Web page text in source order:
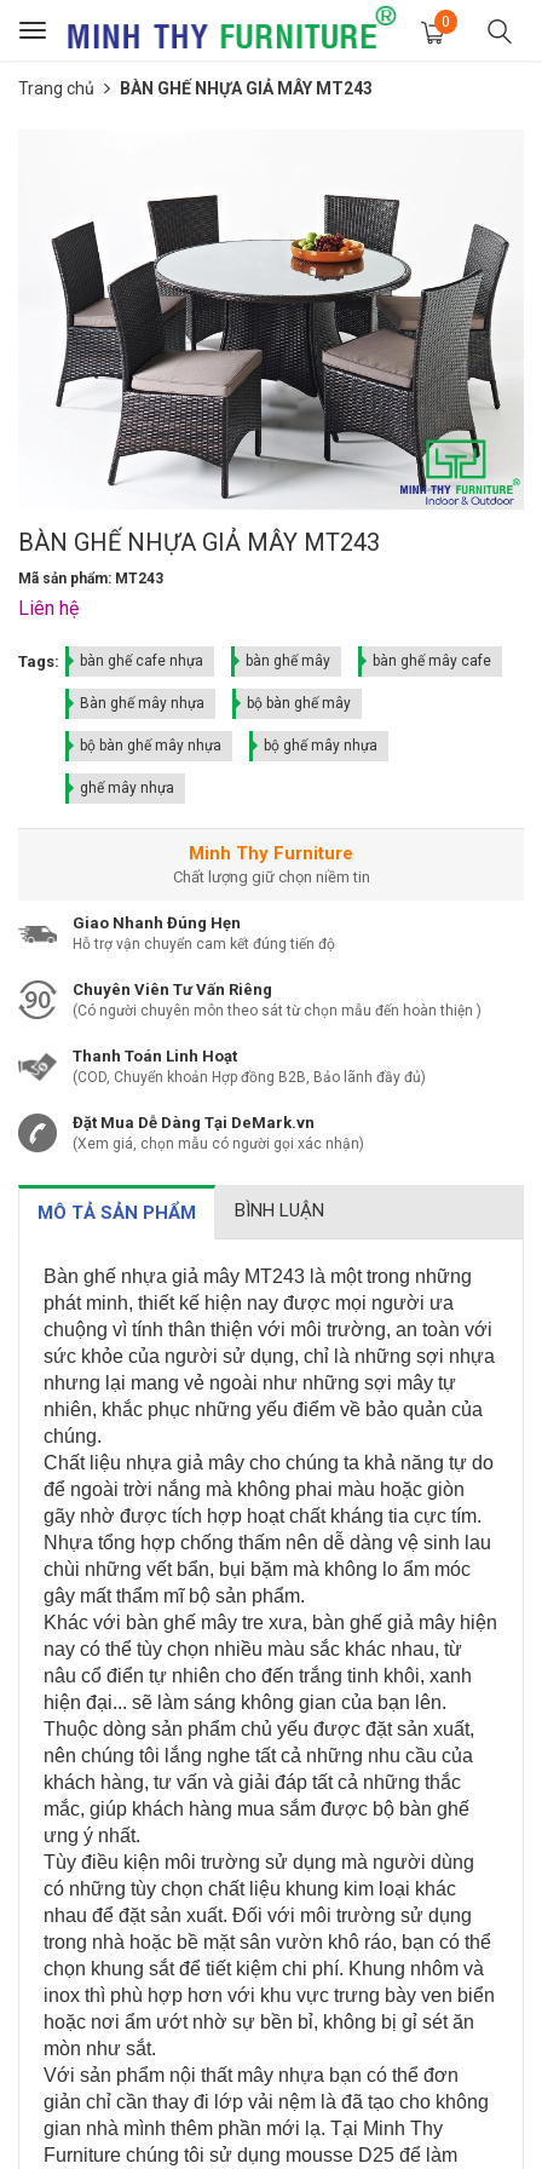
Toggle
0
Trang chủ BÀN GHẾ NHỰA GIẢ MÂY MT243
BÀN GHẾ NHỰA GIẢ MÂY MT243
Mã sản phẩm: MT243
Liên hệ
Tags: bàn ghế cafe nhựa bàn ghế mây bàn ghế mây cafe
Bàn ghế mây nhựa bộ bàn ghế mây
bộ bàn ghế mây nhựa bộ ghế mây nhựa
ghế mây nhựa
Minh Thy Furniture
Chất lượng giữ chọn niềm tin
Giao Nhanh Đúng Hẹn
Hỗ trợ vận chuyển cam kết đúng tiến độ
Chuyên Viên Tư Vấn Riêng
(Có người chuyên môn theo sát từ chọn mẫu đến hoàn thiện )
Thanh Toán Linh Hoạt
(COD, Chuyển khoản Hợp đồng B2B, Bảo lãnh đầy đủ)
Đặt Mua Dễ Dàng Tại DeMark.vn
(Xem giá, chọn mẫu có người gọi xác nhận)
MÔ TẢ SẢN PHẨM BÌNH LUẬN
Bàn ghế nhựa giả mây MT243 là một trong những
phát minh, thiết kế hiện nay được mọi người ưa
chuộng vì tính thân thiện với môi trường, an toàn với
sức khỏe của người sử dụng, chỉ là những sợi nhựa
nhưng lại mang vẻ ngoài như những sợi mây tự
nhiên, khắc phục những yếu điểm về bảo quản của
chúng.
Chất liệu nhựa giả mây cho chúng ta khả năng tự do
để ngoài trời nắng mà không phai màu hoặc giòn
gãy nhờ được tích hợp hoạt chất kháng tia cực tím.
Nhựa tổng hợp chống thấm nên dễ dàng vệ sinh lau
chùi những vết bẩn, bụi bặm mà không lo ẩm móc
gây mất thẩm mĩ bộ sản phẩm.
Khác với bàn ghế mây tre xưa, bàn ghế giả mây hiện
nay có thể tùy chọn nhiều màu sắc khác nhau, từ
nâu cổ điển tự nhiên cho đến trắng tinh khôi, xanh
hiện đại... sẽ làm sáng không gian của bạn lên.
Thuộc dòng sản phẩm chủ yếu được đặt sản xuất,
nên chúng tôi lắng nghe tất cả những nhu cầu của
khách hàng, tư vấn và giải đáp tất cả những thắc
mắc, giúp khách hàng mua sắm được bộ bàn ghế
ưng ý nhất.
Tùy điều kiện môi trường sử dụng mà người dùng
có những tùy chọn chất liệu khung kim loại khác
nhau để đặt sản xuất. Đối với môi trường sử dụng
trong nhà hoặc bề mặt sân vườn khô ráo, bạn có thể
chọn khung sắt để tiết kiệm chi phí. Khung nhôm và
inox thì phù hợp hơn với khu vực trưng bày ven biển
hoặc nơi ẩm ướt nhờ sự bền bỉ, không bị gỉ sét ăn
mòn như sắt.
Với sản phẩm nội thất mây nhựa bạn có thể đơn
giản chỉ cần thay đi lớp vải nệm là đã tạo cho không
gian nhà mình thêm phần mới lạ. Tại Minh Thy
Furniture chúng tôi sử dụng mousse D25 để làm